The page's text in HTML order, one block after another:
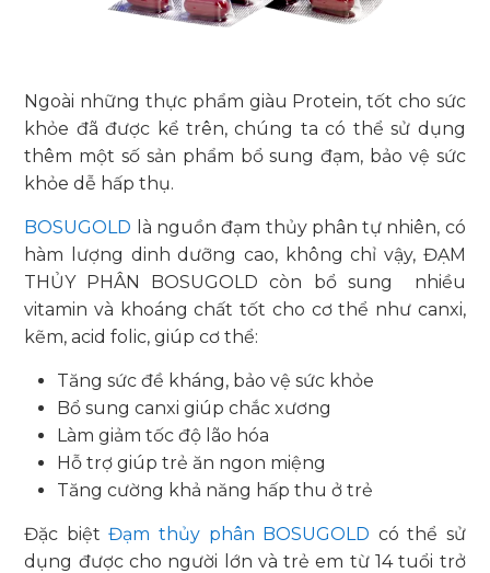
Ngoài những thực phẩm giàu Protein, tốt cho sức
khỏe đã được kể trên, chúng ta có thể sử dụng
thêm một số sản phẩm bổ sung đạm, bảo vệ sức
khỏe dễ hấp thụ.
BOSUGOLD là nguồn đạm thủy phân tự nhiên, có
hàm lượng dinh dưỡng cao, không chỉ vậy, ĐẠM
THỦY PHÂN BOSUGOLD còn bổ sung nhiều
vitamin và khoáng chất tốt cho cơ thể như canxi,
kẽm, acid folic, giúp cơ thể:
Tăng sức đề kháng, bảo vệ sức khỏe
Bổ sung canxi giúp chắc xương
Làm giảm tốc độ lão hóa
Hỗ trợ giúp trẻ ăn ngon miệng
Tăng cường khả năng hấp thu ở trẻ
Đặc biệtĐạm thủy phân BOSUGOLD có thể sử
dụng được cho người lớn và trẻ em từ 14 tuổi trở